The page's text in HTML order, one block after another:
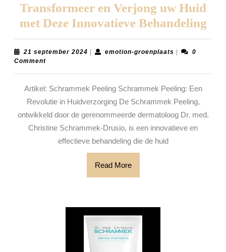
Transformeer en Verjong uw Huid
met Deze Innovatieve Behandeling
uw
21 september 2024 21
| emotion-groenplaatsemotion-
|
0
Comment
Artikel: Schrammek Peeling Schrammek Peeling: Een
Revolutie in Huidverzorging De Schrammek Peeling,
ontwikkeld door de gerenommeerde dermatoloog Dr. med.
Christine Schrammek-Drusio, is een innovatieve en
effectieve behandeling die de huid
Read MoreRead
More